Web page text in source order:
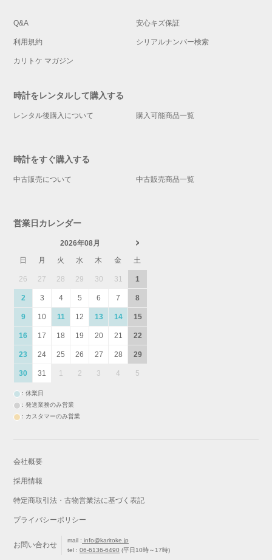
Q&A 安心キズ保証
利用規約 シリアルナンバー検索
カリトケ マガジン
時計をレンタルして購入する
レンタル後購入について 購入可能商品一覧
時計をすぐ購入する
中古販売について 中古販売商品一覧
営業日カレンダー
2026年08月
日
月 火 水 木 金 土
26 27 28 29 30 31 1
2 3 4 5 6 7 8
9 10 11 12 13 14 15
16 17 18 19 20 21 22
23 24 25 26 27 28 29
30 31 1 2 3 4 5
：休業日
：発送業務のみ営業
：カスタマーのみ営業
会社概要
採用情報
特定商取引法・古物営業法に基づく表記
プライバシーポリシー
お問い合わせ
mail : info@karitoke.jp
tel :06-6136-6490 (平日10時～17時)